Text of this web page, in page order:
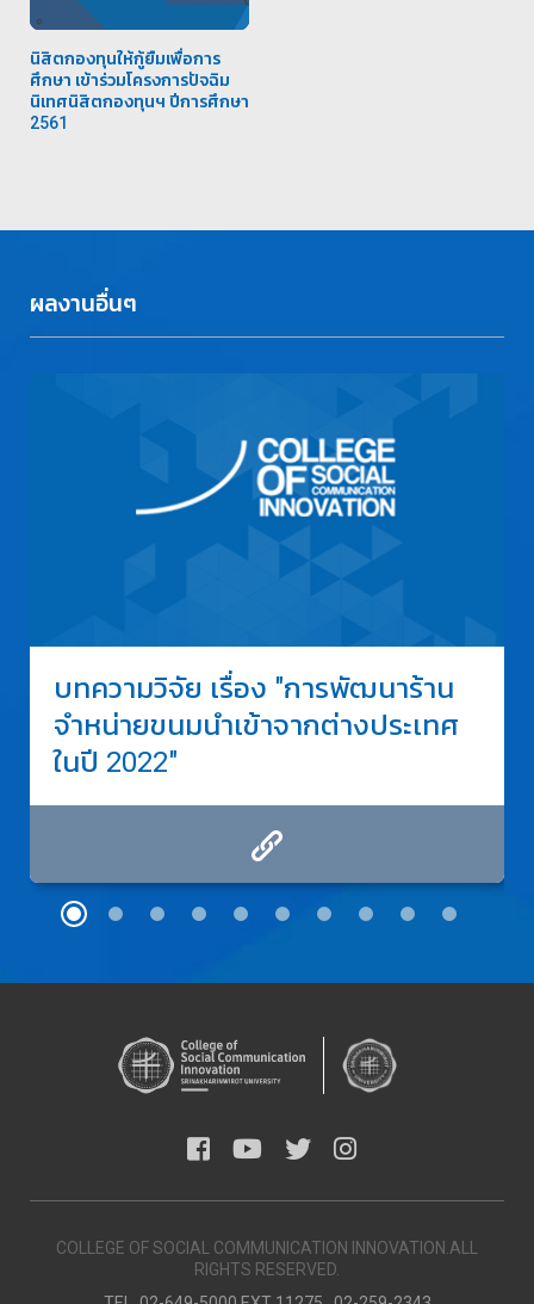
นิสิตกองทุนให้กู้ยืมเพื่อการ
ศึกษา เข้าร่วมโครงการปัจฉิม
นิเทศนิสิตกองทุนฯ ปีการศึกษา
2561
ผลงานอื่นๆ
บทความวิจัย เรื่อง "การพัฒนาร้าน
จำหน่ายขนมนำเข้าจากต่างประเทศ
ในปี 2022"
COLLEGE OF SOCIAL COMMUNICATION INNOVATION.ALL
RIGHTS RESERVED.